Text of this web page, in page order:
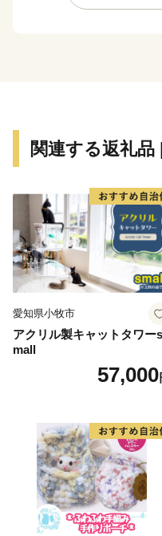
た石油化学コンビナー
「３１万人元気都市 四
関連する返礼
愛知県小牧市
アクリル製キャットタワーs
mall
57,000